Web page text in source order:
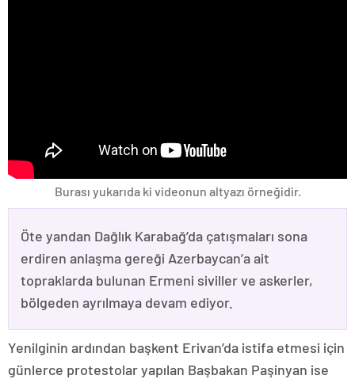
Burası yukarıda ki videonun altyazı örneğidir.
Öte yandan Dağlık Karabağ’da çatışmaları sona
erdiren anlaşma gereği Azerbaycan’a ait
topraklarda bulunan Ermeni siviller ve askerler,
bölgeden ayrılmaya devam ediyor.
Yenilginin ardından başkent Erivan’da istifa etmesi için
günlerce protestolar yapılan Başbakan Paşinyan ise